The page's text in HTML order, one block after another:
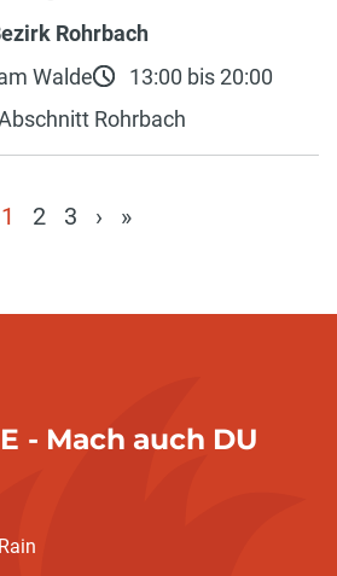
Rohrbach
Walde
13:00 bis 20:00
Rohrbach
1 2 3 › »
- Mach auch DU